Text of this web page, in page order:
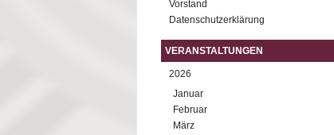
Vorstand
Datenschutzerklärung
VERANSTALTUNGEN
2026
Januar
Februar
März